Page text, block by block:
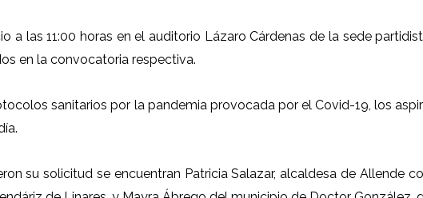
a las 11:00 horas en el auditorio Lázaro Cárdenas de la sede
en la convocatoria respectiva.
sanitarios por la pandemia provocada por el Covid-19, los
su solicitud se encuentran Patricia Salazar, alcaldesa de Allende